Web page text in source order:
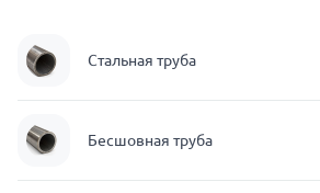
Стальная труба
Бесшовная труба